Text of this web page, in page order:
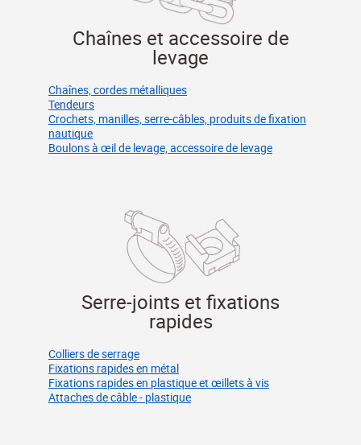
Chaînes et accessoire de
levage
Chaînes, cordes métalliques
Tendeurs
Crochets, manilles, serre-câbles, produits de fixation
nautique
Boulons à œil de levage, accessoire de levage
Serre-joints et fixations
rapides
Colliers de serrage
Fixations rapides en métal
Fixations rapides en plastique et œillets à vis
Attaches de câble - plastique